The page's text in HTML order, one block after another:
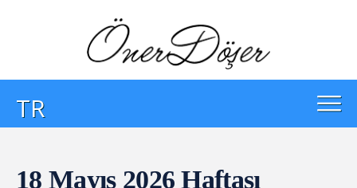
TR
18 Mayıs 2026 Haftası